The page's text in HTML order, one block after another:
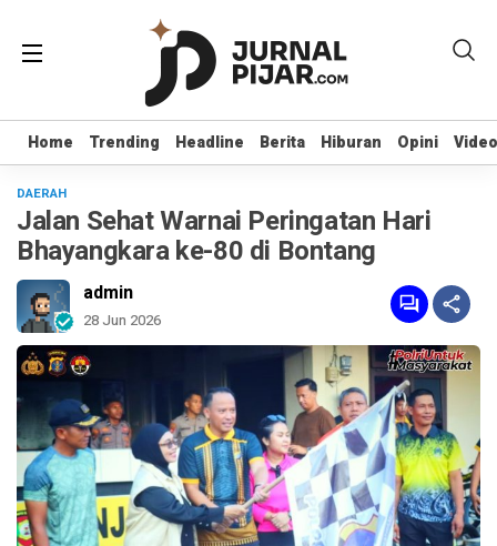
Home Trending Headline Berita Hiburan Opini Video
Home Trending Headline Berita Hiburan Opini Video
DAERAH
Jalan Sehat Warnai Peringatan Hari
Bhayangkara ke-80 di Bontang
admin
28 Jun 2026